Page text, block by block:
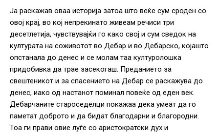
Ја раскажав оваа историја затоа што веќе сум сроден со
овој крај, во кој непрекинато живеам речиси три
десетлетија, чувствувајќи го како свој и сум сведок на
културата на соживотот во Дебар и во Дебарско, којашто
опстанала до денес и се молам таа културолошка
придобивка да трае засекогаш. Преданието за
свештеникот и за спасението на Дебар се раскажува до
денес, иако од настанот поминал повеќе од еден век.
Дебарчаните староседелци покажаа дека умеат да го
паметат доброто и да бидат благодарни и благородни.
Тоа ги прави овие луѓе со аристократски дух и